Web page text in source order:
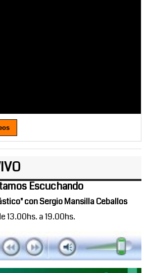
Escuchando
con Sergio Mansilla Ceballos
13.00hs. a 19.00hs.